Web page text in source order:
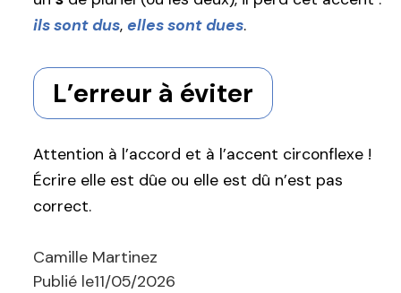
ils sont dus, elles sont dues.
L’erreur à éviter
Attention à l’accord et à l’accent circonflexe !
Écrire elle est dûe ou elle est dû n’est pas
correct.
Camille Martinez
Publié le11/05/2026